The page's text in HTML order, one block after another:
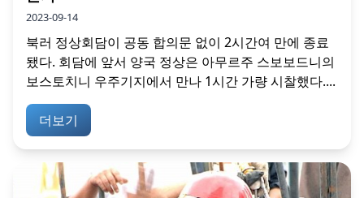
2023-09-14
북러 정상회담이 공동 합의문 없이 2시간여 만에 종료
됐다. 회담에 앞서 양국 정상은 아무르주 스보보드니의
보스토치니 우주기지에서 만나 1시간 가량 시찰했다....
더보기